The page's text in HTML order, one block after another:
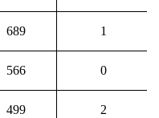
689 1
566 0
499 2